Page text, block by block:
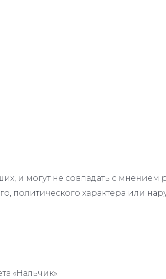
и могут не совпадать с
политического характера или
«Нальчик».